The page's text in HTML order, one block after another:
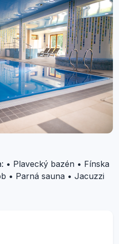
• Plavecký bazén • Fínska
• Parná sauna • Jacuzzi